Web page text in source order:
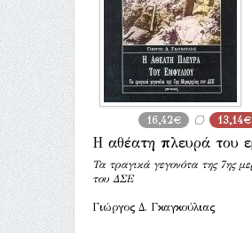
16,42€ 13,14€
Η αθέατη πλευρά του
Τα τραγικά γεγονότα της 7ης
του ΔΣΕ
Γιώργος Δ. Γκαγκούλιας